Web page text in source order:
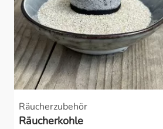
Räucherzubehör
Räucherkohle